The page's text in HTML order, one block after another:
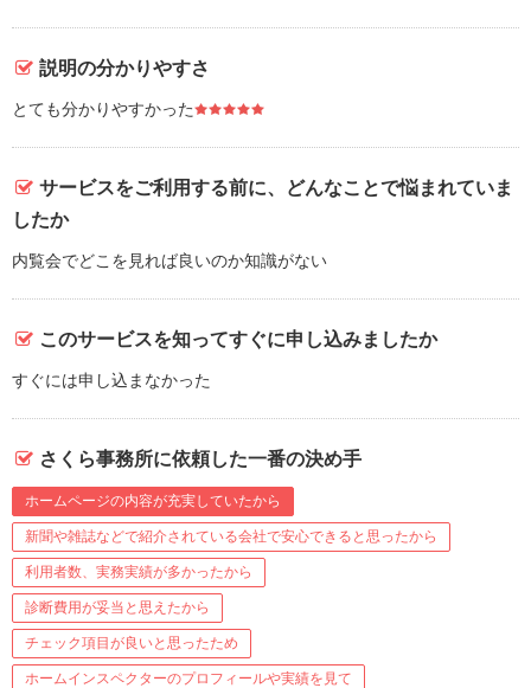
説明の分かりやすさ
とても分かりやすかった
サービスをご利用する前に、どんなことで悩まれていま
したか
内覧会でどこを見れば良いのか知識がない
このサービスを知ってすぐに申し込みましたか
すぐには申し込まなかった
さくら事務所に依頼した一番の決め手
ホームページの内容が充実していたから
新聞や雑誌などで紹介されている会社で安心できると思ったから
利用者数、実務実績が多かったから
診断費用が妥当と思えたから
チェック項目が良いと思ったため
ホームインスペクターのプロフィールや実績を見て